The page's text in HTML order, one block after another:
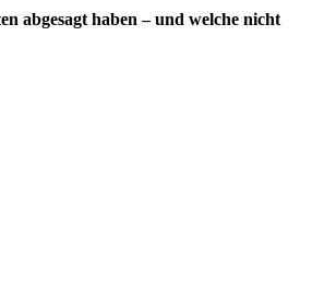
abgesagt haben – und welche nicht